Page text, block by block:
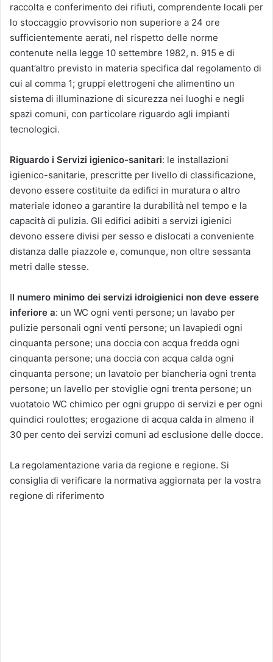
raccolta e conferimento dei rifiuti, comprendente locali per
lo stoccaggio provvisorio non superiore a 24 ore
sufficientemente aerati, nel rispetto delle norme
contenute nella legge 10 settembre 1982, n. 915 e di
quant’altro previsto in materia specifica dal regolamento di
cui al comma 1; gruppi elettrogeni che alimentino un
sistema di illuminazione di sicurezza nei luoghi e negli
spazi comuni, con particolare riguardo agli impianti
tecnologici.
Riguardo i Servizi igienico-sanitari: le installazioni
igienico-sanitarie, prescritte per livello di classificazione,
devono essere costituite da edifici in muratura o altro
materiale idoneo a garantire la durabilità nel tempo e la
capacità di pulizia. Gli edifici adibiti a servizi igienici
devono essere divisi per sesso e dislocati a conveniente
distanza dalle piazzole e, comunque, non oltre sessanta
metri dalle stesse.
Il numero minimo dei servizi idroigienici non deve essere
inferiore a: un WC ogni venti persone; un lavabo per
pulizie personali ogni venti persone; un lavapiedi ogni
cinquanta persone; una doccia con acqua fredda ogni
cinquanta persone; una doccia con acqua calda ogni
cinquanta persone; un lavatoio per biancheria ogni trenta
persone; un lavello per stoviglie ogni trenta persone; un
vuotatoio WC chimico per ogni gruppo di servizi e per ogni
quindici roulottes; erogazione di acqua calda in almeno il
30 per cento dei servizi comuni ad esclusione delle docce.
La regolamentazione varia da regione e regione. Si
consiglia di verificare la normativa aggiornata per la vostra
regione di riferimento